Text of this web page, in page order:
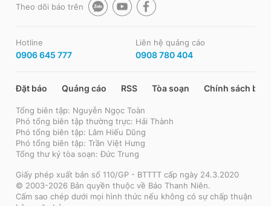
Theo dõi báo trên
Hotline
0906 645 777
Liên hệ quảng cáo
0908 780 404
Đặt báo Quảng cáo RSS Tòa soạn Chính sách bảo
Tổng biên tập: Nguyễn Ngọc Toàn
Phó tổng biên tập thường trực: Hải Thành
Phó tổng biên tập: Lâm Hiếu Dũng
Phó tổng biên tập: Trần Việt Hưng
Tổng thư ký tòa soạn: Đức Trung
Giấy phép xuất bản số 110/GP - BTTTT cấp ngày 24.3.2020
© 2003-2026 Bản quyền thuộc về Báo Thanh Niên.
Cấm sao chép dưới mọi hình thức nếu không có sự chấp thuận